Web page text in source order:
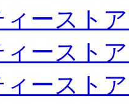
ースト
ースト
ースト